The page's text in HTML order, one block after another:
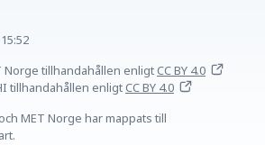
15:52
tillhandahållen enligtCC BY 4.0
tillhandahållen enligtCC BY 4.0
MET Norge har mappats till